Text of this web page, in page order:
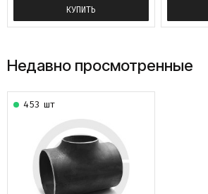
КУПИТЬ
Недавно просмотренные
453 шт